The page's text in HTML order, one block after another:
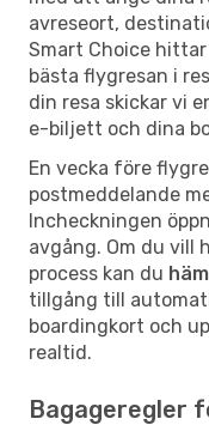
avreseort,
Smart Choice
bästa flygresan i
din resa skickar vi
e-biljett och dina
En vecka före
postmeddelande
Incheckningen
avgång. Om du vill
process kan du
tillgång till
boardingkort och
realtid.
Bagageregler